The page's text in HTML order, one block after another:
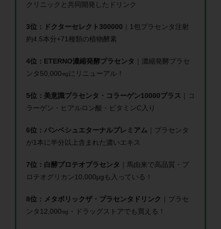
クリニックと共同開発したドリンク
3位：ドクターセレクト300000 ｜1包プラセンタ注射
約4.5本分+71種類の植物酵素
4位：ETERNO濃縮発酵プラセンタ
｜濃縮発酵プラセ
ンタ50,000㎎にリニューアル！
5位：美意識プラセンタ・コラーゲン10000プラス
｜コ
ラーゲン・ヒアルロン酸・ビタミンC入り
6位：パンベシュエターナルプレミアム ｜プラセンタ
が1本に半分以上含まれた濃いエキス
7位：白酵プロテオプラセンタ
｜馬由来で高品質・プ
ロテオグリカン10,000μgも入っている！
8位：メタボリックザ・プラセンタドリンク
｜プラセ
ンタ12,000㎎・ドラッグストアでも買える！